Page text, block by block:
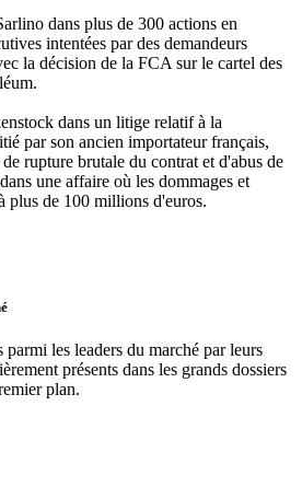
dans plus de 300 actions en
intentées par des demandeurs
la décision de la FCA sur le cartel des
dans un litige relatif à la
par son ancien importateur français,
rupture brutale du contrat et d'abus de
une affaire où les dommages et
plus de 100 millions d'euros.
parmi les leaders du marché par leurs
présents dans les grands dossiers
plan.